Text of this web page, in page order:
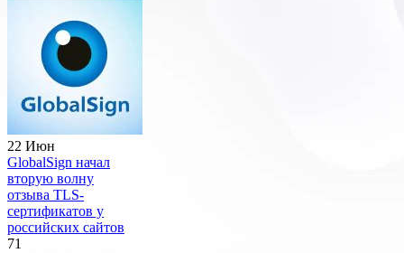
22 Июн
GlobalSign начал
вторую волну
отзыва TLS-
сертификатов у
российских сайтов
71